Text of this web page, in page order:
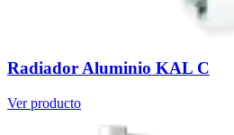
Radiador Aluminio KAL C
Ver producto